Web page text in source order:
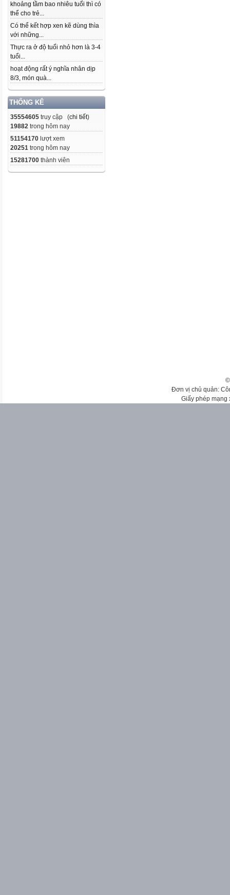
khoảng tầm bao nhiêu tuổi thì có
thể cho trẻ...
Có thể kết hợp xen kẽ dùng thìa
với những...
Thực ra ở độ tuổi nhỏ hơn là 3-4
tuổi...
hoạt động rất ý nghĩa nhân dịp
8/3, món quà...
THỐNG KÊ
35554605 truy cập (chi tiết)
19882 trong hôm nay
51154170 lượt xem
20251 trong hôm nay
15281700 thành viên
Đơn vị chủ quản:
Giấy phép mạng